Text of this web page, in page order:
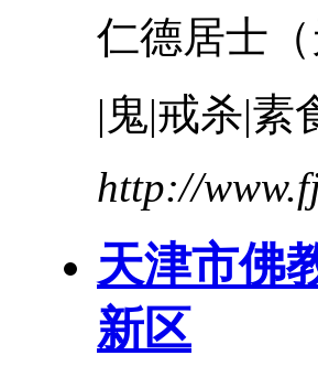
仁德居士（
|鬼|戒杀|素
http://
天津市佛
新区